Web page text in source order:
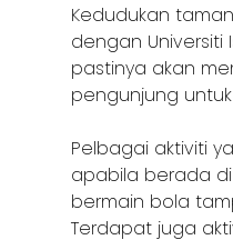
Kedudukan
dengan Universiti
pastinya akan
pengunjung
Pelbagai aktiviti
apabila berada
bermain bola
Terdapat juga